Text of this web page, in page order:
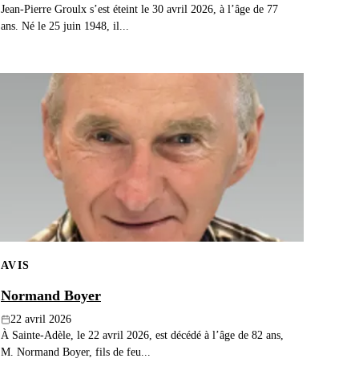
Jean-Pierre Groulx s’est éteint le 30 avril 2026, à l’âge de 77
ans. Né le 25 juin 1948, il...
AVIS
Normand Boyer
22 avril 2026
À Sainte-Adèle, le 22 avril 2026, est décédé à l’âge de 82 ans,
M. Normand Boyer, fils de feu...